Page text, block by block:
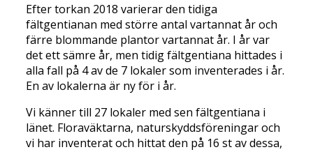
Efter torkan 2018 varierar den tidiga
fältgentianan med större antal vartannat år och
färre blommande plantor vartannat år. I år var
det ett sämre år, men tidig fältgentiana hittades i
alla fall på 4 av de 7 lokaler som inventerades i år.
En av lokalerna är ny för i år.
Vi känner till 27 lokaler med sen fältgentiana i
länet. Floraväktarna, naturskyddsföreningar och
vi har inventerat och hittat den på 16 st av dessa,